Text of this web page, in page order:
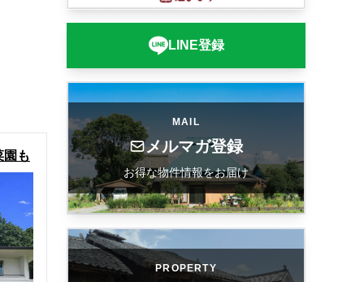
園も
下新
LINE登録
MAIL
メルマガ登録
お得な物件情報をお届け
PROPERTY